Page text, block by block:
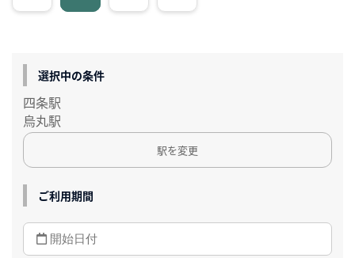
選択中の条件
四条駅
烏丸駅
駅を変更
ご利用期間